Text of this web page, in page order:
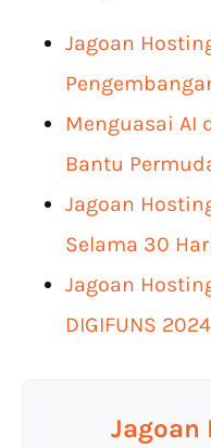
Jagoan
Menguasai AI
Bantu
Jagoan
Selama 30
Jagoan
DIGIFUNS 2024
Jagoan